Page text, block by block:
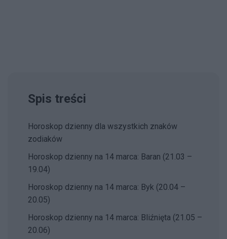
Spis treści
Horoskop dzienny dla wszystkich znaków
zodiaków
Horoskop dzienny na 14 marca: Baran (21.03 –
19.04)
Horoskop dzienny na 14 marca: Byk (20.04 –
20.05)
Horoskop dzienny na 14 marca: Bliźnięta (21.05 –
20.06)